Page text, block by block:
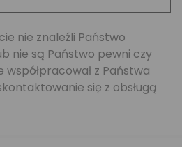
nie znaleźli Państwo
nie są Państwo pewni czy
z Państwa
się z obsługą